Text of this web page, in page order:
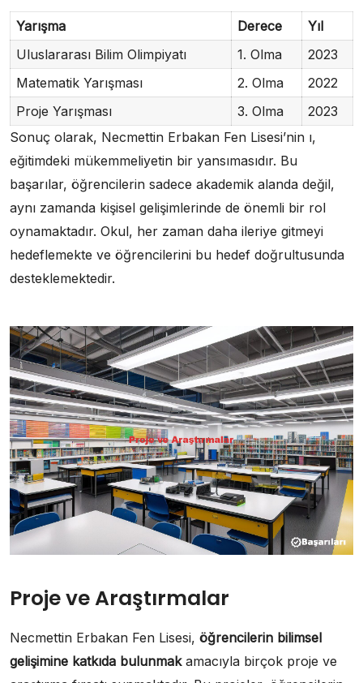
Yarışma Derece
Yıl
Uluslararası Bilim Olimpiyatı
1. Olma
2023
Matematik Yarışması
2. Olma
2022
Proje Yarışması
3. Olma
2023
Sonuç olarak, Necmettin Erbakan Fen Lisesi’nin ı,
eğitimdeki mükemmeliyetin bir yansımasıdır. Bu
başarılar, öğrencilerin sadece akademik alanda değil,
aynı zamanda kişisel gelişimlerinde de önemli bir rol
oynamaktadır. Okul, her zaman daha ileriye gitmeyi
hedeflemekte ve öğrencilerini bu hedef doğrultusunda
desteklemektedir.
Proje ve Araştırmalar
Necmettin Erbakan Fen Lisesi, öğrencilerin bilimsel
gelişimine katkıda bulunmakamacıyla birçok proje ve